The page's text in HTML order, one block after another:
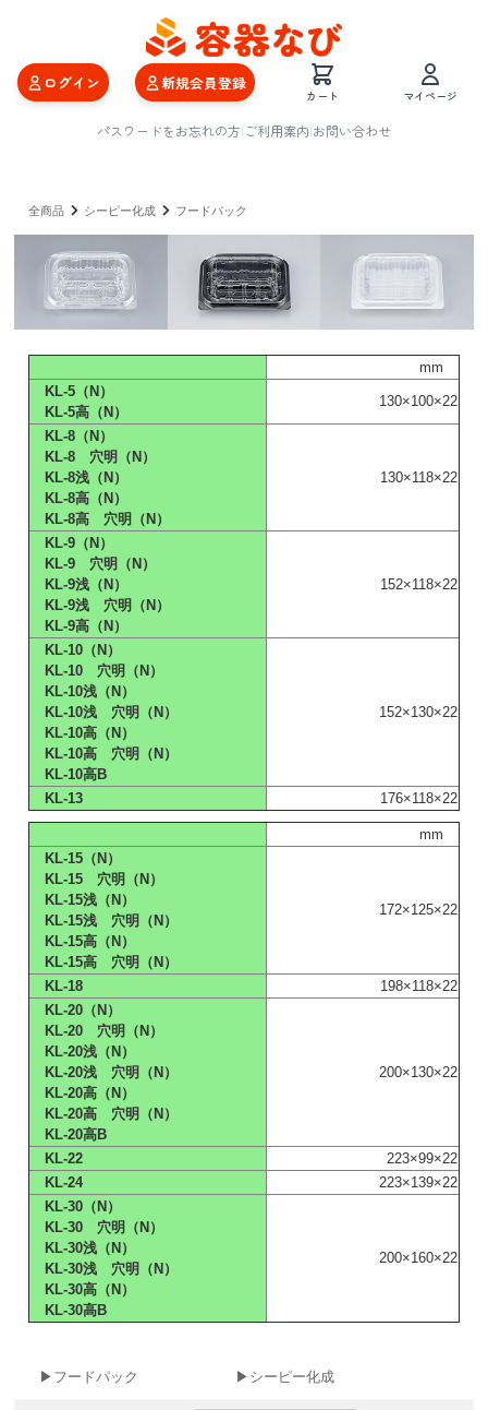
ログイン 新規会員登録
カート マイページ
パスワードをお忘れの方|ご利用案内|お問い合わせ
全商品 シーピー化成 フードパック
mm
KL-5（N）
KL-5高（N）
130×100×22
KL-8（N）
KL-8 穴明（N）
KL-8浅（N）
KL-8高（N）
KL-8高 穴明（N）
130×118×22
KL-9（N）
KL-9 穴明（N）
KL-9浅（N）
KL-9浅 穴明（N）
KL-9高（N）
152×118×22
KL-10（N）
KL-10 穴明（N）
KL-10浅（N）
KL-10浅 穴明（N）
KL-10高（N）
KL-10高 穴明（N）
KL-10高B
152×130×22
KL-13 176×118×22
mm
KL-15（N）
KL-15 穴明（N）
KL-15浅（N）
KL-15浅 穴明（N）
KL-15高（N）
KL-15高 穴明（N）
172×125×22
KL-18
198×118×22
KL-20（N）
KL-20 穴明（N）
KL-20浅（N）
KL-20浅 穴明（N）
KL-20高（N）
KL-20高 穴明（N）
KL-20高B
200×130×22
KL-22
223×99×22
KL-24
223×139×22
KL-30（N）
KL-30 穴明（N）
KL-30浅（N）
KL-30浅 穴明（N）
KL-30高（N）
KL-30高B
200×160×22
▶フードパック ▶シーピー化成